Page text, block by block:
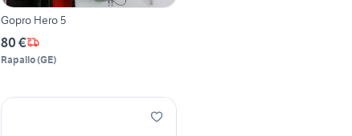
Gopro Hero 5
80 €
Rapallo(GE)